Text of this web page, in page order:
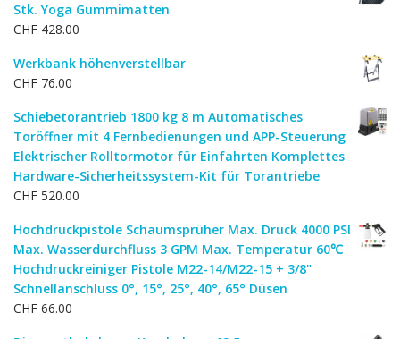
Stk. Yoga Gummimatten
CHF 428.00
Werkbank höhenverstellbar
CHF 76.00
Schiebetorantrieb 1800 kg 8 m Automatisches
Toröffner mit 4 Fernbedienungen und APP-Steuerung
Elektrischer Rolltormotor für Einfahrten Komplettes
Hardware-Sicherheitssystem-Kit für Torantriebe
CHF 520.00
Hochdruckpistole Schaumsprüher Max. Druck 4000 PSI
Max. Wasserdurchfluss 3 GPM Max. Temperatur 60℃
Hochdruckreiniger Pistole M22-14/M22-15 + 3/8"
Schnellanschluss 0°, 15°, 25°, 40°, 65° Düsen
CHF 66.00